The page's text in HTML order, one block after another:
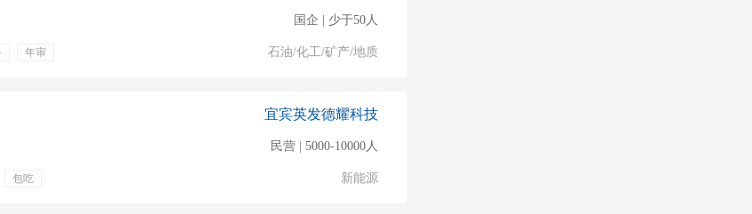
年审
国企 | 少于50人
石油/化工/矿产/地质
包吃
宜宾英发德耀科技
民营 | 5000-10000人
新能源